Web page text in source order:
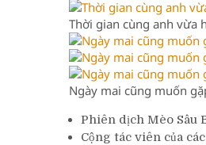
Thời gian cùng anh vừa
Ngày mai cũng muốn
Phiên dịch Mèo Sâu
Cộng tác viên của